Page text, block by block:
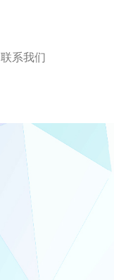
联系我们